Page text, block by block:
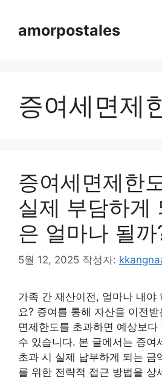
amorpostales
증여세면제
증여세면제한
실제 부담하게
은 얼마나 될까
5월 12, 2025 작성자:
가족 간 재산이전, 얼마나 내야
요? 증여를 통해 자산을 이전
면제한도를 초과하면 예상보
수 있습니다. 본 글에서는 증여
초과 시 실제 납부하게 되는 금
를 위한 전략적 접근 방법을 상